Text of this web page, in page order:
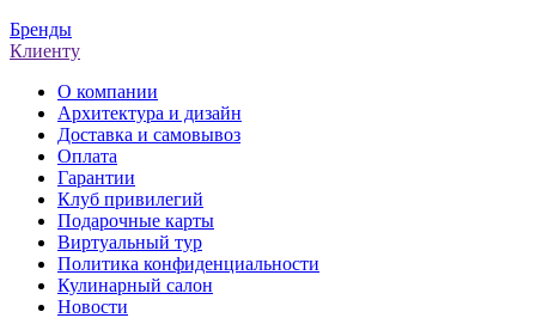
Бренды
Клиенту
О компании
Архитектура и дизайн
Доставка и самовывоз
Оплата
Гарантии
Клуб привилегий
Подарочные карты
Виртуальный тур
Политика конфиденциальности
Кулинарный салон
Новости